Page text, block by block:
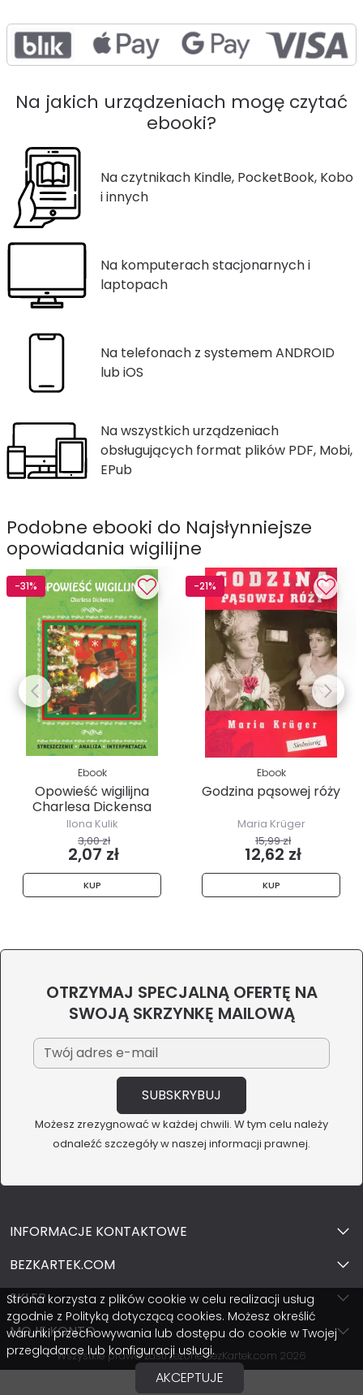
Na jakich urządzeniach mogę czytać
ebooki?
Na czytnikach Kindle, PocketBook, Kobo
i innych
Na komputerach stacjonarnych i
laptopach
Na telefonach z systemem ANDROID
lub iOS
Na wszystkich urządzeniach
obsługujących format plików PDF, Mobi,
EPub
Podobne ebooki do Najsłynniejsze
opowiadania wigilijne
-31%
Ebook
Opowieść wigilijna
Charlesa Dickensa
Ilona Kulik
3,00 zł
2,07 zł
KUP
-21%
Ebook
Godzina pąsowej róży
Maria Krüger
15,99 zł
12,62 zł
KUP
OTRZYMAJ SPECJALNĄ OFERTĘ NA
SWOJĄ SKRZYNKĘ MAILOWĄ
Możesz zrezygnować w każdej chwili. W tym celu należy
odnaleźć szczegóły w naszej informacji prawnej.
INFORMACJE KONTAKTOWE
BEZKARTEK.COM
SKLEP
MOJE KONTO
Wszystkie prawa zastrzeżone BezKartek.com 2026
Strona korzysta z plików cookie w celu realizacji usług
zgodnie z Polityką dotyczącą cookies. Możesz określić
warunki przechowywania lub dostępu do cookie w Twojej
przeglądarce lub konfiguracji usługi.
AKCEPTUJE